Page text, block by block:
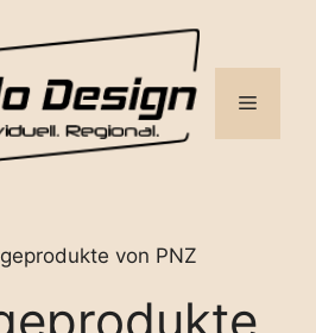
Menü
von PNZ